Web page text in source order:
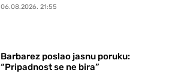
06.08.2026. 21:55
Barbarez poslao jasnu poruku:
“Pripadnost se ne bira”